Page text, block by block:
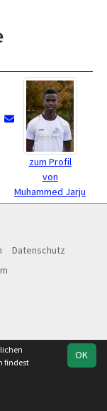
zum Profil
von
Muhammed Jarju
Datenschutz
OK
findest